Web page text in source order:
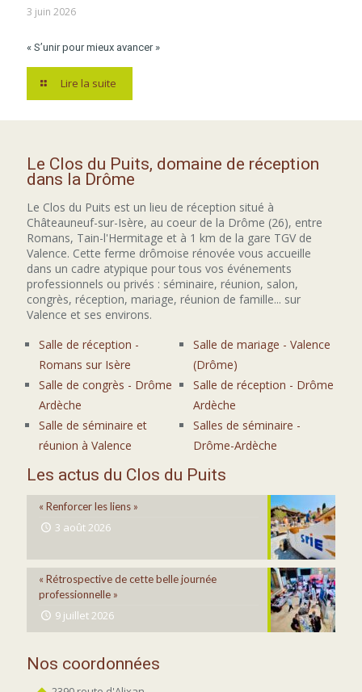
3 juin 2026
« S’unir pour mieux avancer »
Lire la suite
Le Clos du Puits, domaine de réception
dans la Drôme
Le Clos du Puits est un lieu de réception situé à
Châteauneuf-sur-Isère, au coeur de la Drôme (26), entre
Romans, Tain-l'Hermitage et à 1 km de la gare TGV de
Valence. Cette ferme drômoise rénovée vous accueille
dans un cadre atypique pour tous vos événements
professionnels ou privés : séminaire, réunion, salon,
congrès, réception, mariage, réunion de famille... sur
Valence et ses environs.
Salle de réception -
Romans sur Isère
Salle de congrès - Drôme
Ardèche
Salle de séminaire et
réunion à Valence
Salle de mariage - Valence
(Drôme)
Salle de réception - Drôme
Ardèche
Salles de séminaire -
Drôme-Ardèche
Les actus du Clos du Puits
« Renforcer les liens »
3 août 2026
« Rétrospective de cette belle journée
professionnelle »
9 juillet 2026
Nos coordonnées